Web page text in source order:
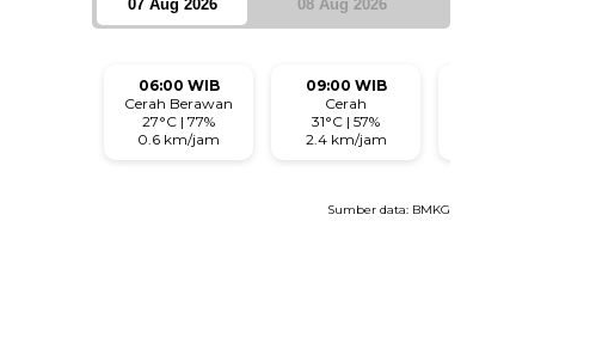
07 Aug 2026
08 Aug 2026
06:00 WIB
Cerah Berawan
27°C | 77%
0.6 km/jam
09:00 WIB
Cerah
31°C | 57%
2.4 km/jam
Sumber data: BMKG